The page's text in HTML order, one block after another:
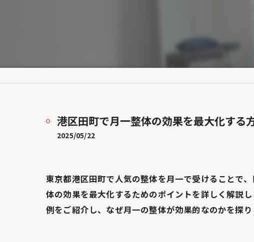
港区田町で月一整体の効果を最大化する
2025/05/22
東京都港区田町で人気の整体を月一で受けることで
体の効果を最大化するためのポイントを詳しく解説
例をご紹介し、なぜ月一の整体が効果的なのかを探